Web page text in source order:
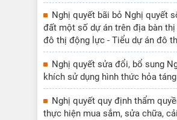
Nghị quyết bãi bỏ Nghị quyết
đất một số dự án trên địa bàn
đô thị động lực - Tiểu dự án đô
Nghị quyết sửa đổi, bổ sung
khích sử dụng hình thức hỏa
Nghị quyết quy định thẩm
thực hiện mua sắm, sửa chữa,